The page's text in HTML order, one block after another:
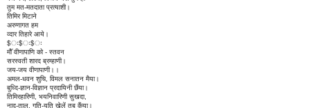
तुम मत-मतदाता प्रत्याशी।
तिमिर मिटाने
अरुणागत हम
व्दार तिहारे आये।
$ः$ः$ः
माॅै वीणापाणि को - स्तवन
सरस्वती शारद ब्रम्हाणी।
जय-जय वीणापाणी।।
अमल-धवन शुचि, विमल सनातन मैया।
बुध्दि-ज्ञान-विज्ञान प्रदायिनी छैंया।
तिमिरहारिणी, भयनिवारिणी सुखदा,
नाद-ताल, गति-यति खेलें तब कैंया।